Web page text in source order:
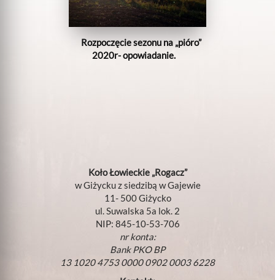
Rozpoczęcie sezonu na „pióro”
2020r- opowiadanie.
Koło Łowieckie „Rogacz”
w Giżycku z siedzibą w Gajewie
11- 500 Giżycko
ul. Suwalska 5a lok. 2
NIP: 845-10-53-706
nr konta:
Bank PKO BP
13 1020 4753 0000 0902 0003 6228